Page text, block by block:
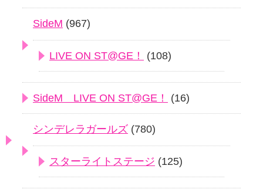
SideM (967)
LIVE ON ST@GE！ (108)
SideM LIVE ON ST@GE！ (16)
シンデレラガールズ (780)
スターライトステージ (125)